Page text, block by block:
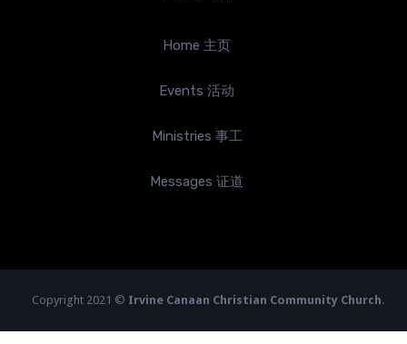
Home 主页
Events 活动
Ministries 事工
Messages 证道
Copyright 2021 © Irvine Canaan Christian Community Church.